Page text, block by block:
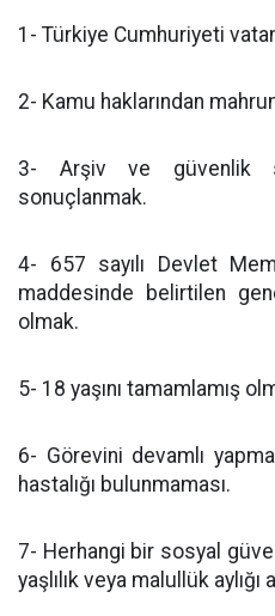
1- Türkiye Cumhuriyeti
2- Kamu haklarından
3- Arşiv ve güvenlik
sonuçlanmak.
4- 657 sayılı Devlet
maddesinde belirtilen
olmak.
5- 18 yaşını tamamlamış
6- Görevini devamlı
hastalığı bulunmaması.
7- Herhangi bir sosyal
yaşlılık veya malullük aylığı